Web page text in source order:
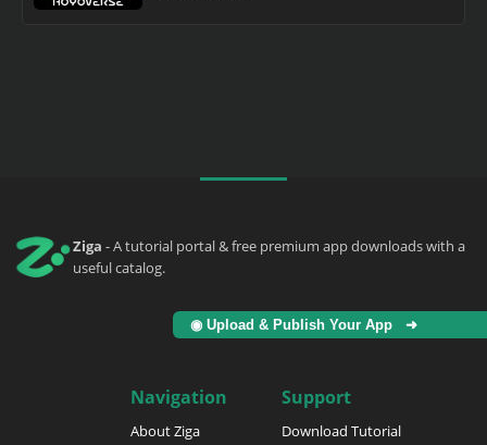
Ziga - A tutorial portal & free premium app downloads with a
useful catalog.
◉ Upload & Publish Your App ➜
Navigation
About Ziga
Support
Download Tutorial